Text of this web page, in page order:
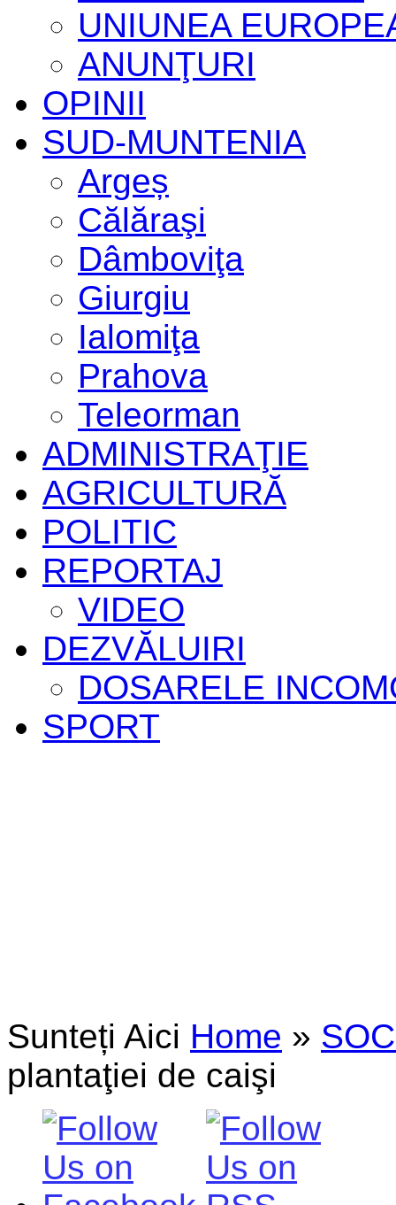
UNIUNEA
ANUNŢURI
OPINII
SUD-MUNTENIA
Argeș
Călăraşi
Dâmboviţa
Giurgiu
Ialomiţa
Prahova
Teleorman
ADMINISTRAŢIE
AGRICULTURĂ
POLITIC
REPORTAJ
VIDEO
DEZVĂLUIRI
DOSARELE
SPORT
Sunteți Aici Home »
plantaţiei de caişi